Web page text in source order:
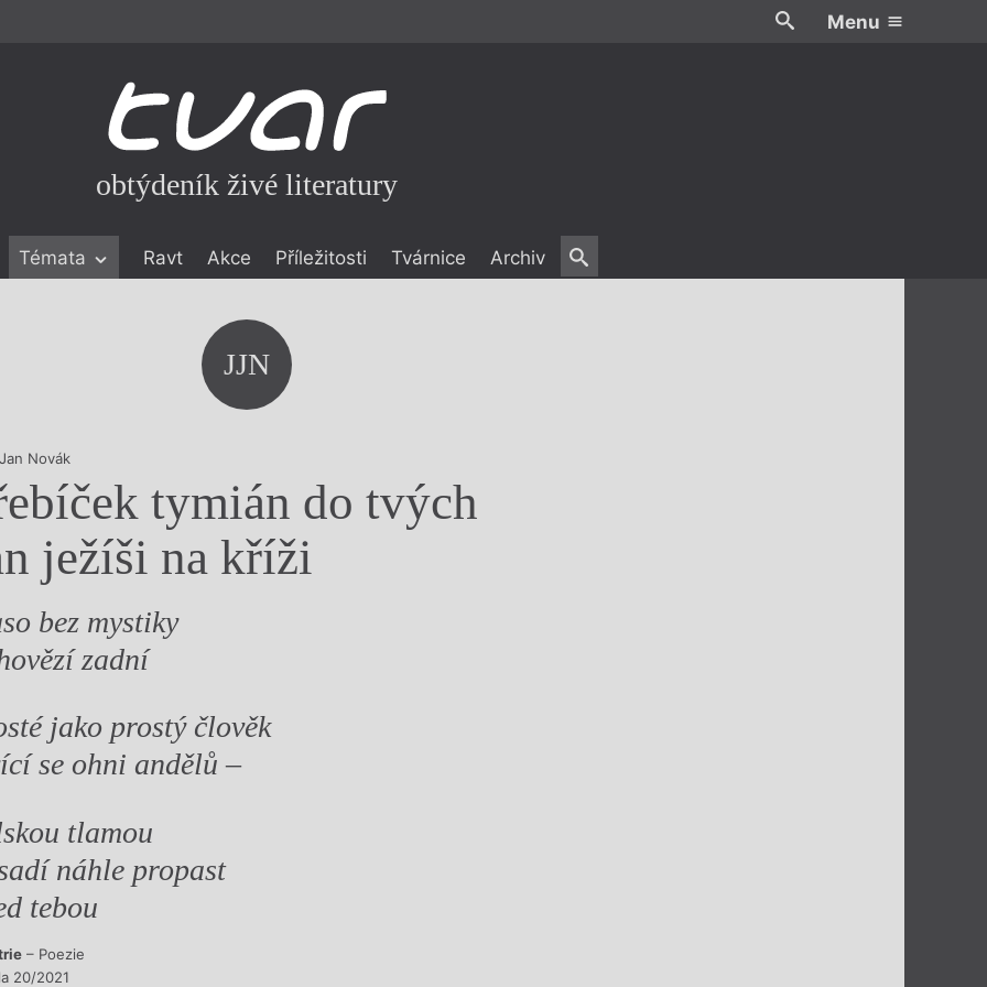
Menu
obtýdeník živé literatury
Témata Ravt Akce Příležitosti Tvárnice Archiv
JJN
Novák
tymián do tvých
ježíši na kříži
bez mystiky
zadní
jako prostý člověk
se ohni andělů –
tlamou
náhle propast
tebou
– Poezie
20/2021